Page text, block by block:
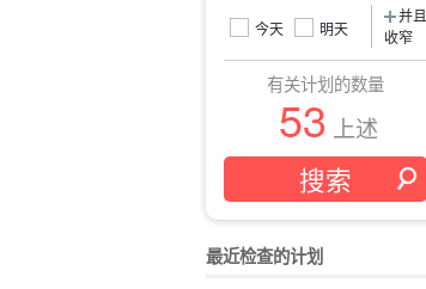
今天 明天
并且
收窄
有关计划的数量
53 上述
最近检查的计划